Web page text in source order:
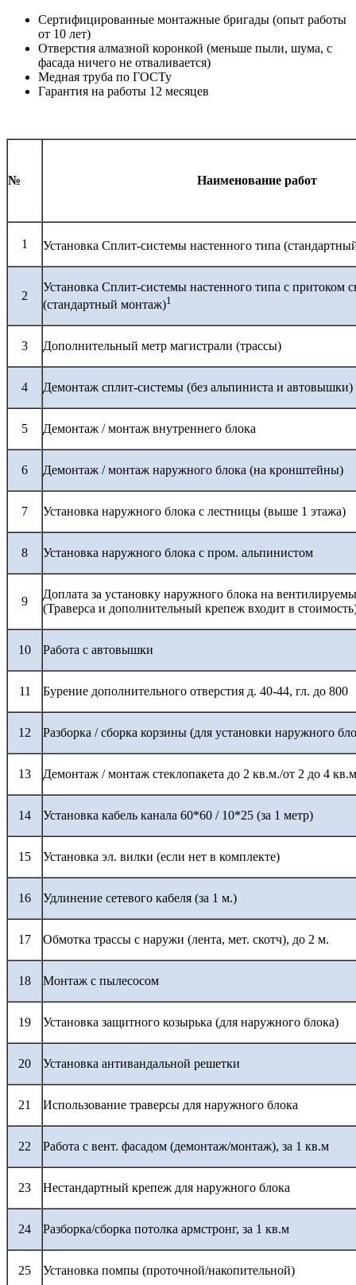
Сертифицированные монтажные бригады (опыт работы
от 10 лет)
Отверстия алмазной коронкой (меньше пыли, шума, с
фасада ничего не отваливается)
Медная труба по ГОСТу
Гарантия на работы 12 месяцев
№ Наименование работ
1 Установка Сплит-системы настенного типа
2
Установка Сплит-системы настенного типа с притоком
(стандартный монтаж)1
3 Дополнительный метр магистрали (трассы)
4 Демонтаж сплит-системы (без альпиниста и автовышки)
5 Демонтаж / монтаж внутреннего блока
6 Демонтаж / монтаж наружного блока (на кронштейны)
7 Установка наружного блока с лестницы (выше 1 этажа)
8 Установка наружного блока с пром. альпинистом
9
Доплата за установку наружного блока на
(Траверса и дополнительный крепеж входит в
10 Работа с автовышки
11 Бурение дополнительного отверстия д. 40-44, гл. до 800
12 Разборка / сборка корзины (для установки наружного
13 Демонтаж / монтаж стеклопакета до 2 кв.м./от 2 до 4
14 Установка кабель канала 60*60 / 10*25 (за 1 метр)
15 Установка эл. вилки (если нет в комплекте)
16 Удлинение сетевого кабеля (за 1 м.)
17 Обмотка трассы с наружи (лента, мет. скотч), до 2 м.
18 Монтаж с пылесосом
19 Установка защитного козырька (для наружного блока)
20 Установка антивандальной решетки
21 Использование траверсы для наружного блока
22 Работа с вент. фасадом (демонтаж/монтаж), за 1 кв.м
23 Нестандартный крепеж для наружного блока
24 Разборка/сборка потолка армстронг, за 1 кв.м
25 Установка помпы (проточной/накопительной)